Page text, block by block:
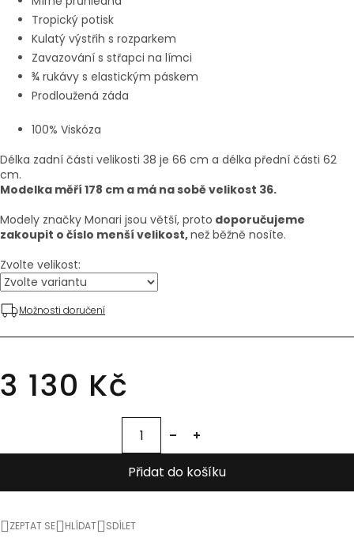
3 130 Kč
Zvolte velikost:
Možnosti doručení
Přidat do košíku
Tropický potisk
Kulatý výstřih s rozparkem
Zavazování s střapci na límci
¾ rukávy s elastickým páskem
Prodloužená záda
100% Viskóza
Délka zadní části velikosti 38 je 66 cm a délka přední části 62
cm.
Modelka měří 178 cm a má na sobě velikost 36.
Modely značky Monari jsou větší, proto doporučujeme
zakoupit o číslo menší velikost,než běžně nosíte.
ZEPTAT SE HLÍDAT SDÍLET